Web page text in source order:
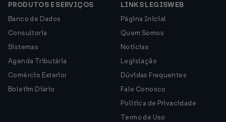
PRODUTOS E SERVIÇOS
Banco de Dados
Consultoria
Sistemas
Agenda Tributária
Comércio Exterior
Boletim Diário
LINKS LEGISWEB
Página Inicial
Quem Somos
Notícias
Legislação
Dúvidas Frequentes
Fale Conosco
Política de Privacidade
Termo de Uso